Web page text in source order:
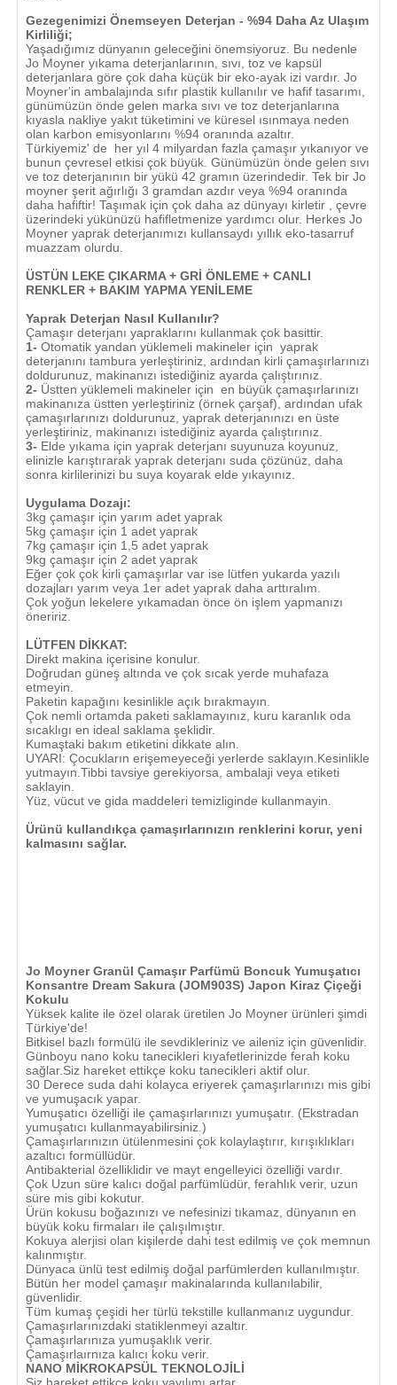
Gezegenimizi Önemseyen Deterjan - %94 Daha Az Ulaşım
Kirliliği;
Yaşadığımız dünyanın geleceğini önemsiyoruz. Bu nedenle
Jo Moyner yıkama deterjanlarının, sıvı, toz ve kapsül
deterjanlara göre çok daha küçük bir eko-ayak izi vardır. Jo
Moyner'in ambalajında sıfır plastik kullanılır ve hafif tasarımı,
günümüzün önde gelen marka sıvı ve toz deterjanlarına
kıyasla nakliye yakıt tüketimini ve küresel ısınmaya neden
olan karbon emisyonlarını %94 oranında azaltır.
Türkiyemiz' de her yıl 4 milyardan fazla çamaşır yıkanıyor ve
bunun çevresel etkisi çok büyük. Günümüzün önde gelen sıvı
ve toz deterjanının bir yükü 42 gramın üzerindedir. Tek bir Jo
moyner şerit ağırlığı 3 gramdan azdır veya %94 oranında
daha hafiftir! Taşımak için çok daha az dünyayı kirletir , çevre
üzerindeki yükünüzü hafifletmenize yardımcı olur. Herkes Jo
Moyner yaprak deterjanımızı kullansaydı yıllık eko-tasarruf
muazzam olurdu.
ÜSTÜN LEKE ÇIKARMA + GRİ ÖNLEME + CANLI
RENKLER + BAKIM YAPMA YENİLEME
Yaprak Deterjan Nasıl Kullanılır?
Çamaşır deterjanı yapraklarını kullanmak çok basittir.
1- Otomatik yandan yüklemeli makineler için yaprak
deterjanını tambura yerleştiriniz, ardından kirli çamaşırlarınızı
doldurunuz, makinanızı istediğiniz ayarda çalıştırınız.
2- Üstten yüklemeli makineler için en büyük çamaşırlarınızı
makinanıza üstten yerleştiriniz (örnek çarşaf), ardından ufak
çamaşırlarınızı doldurunuz, yaprak deterjanınızı en üste
yerleştiriniz, makinanızı istediğiniz ayarda çalıştırınız.
3- Elde yıkama için yaprak deterjanı suyunuza koyunuz,
elinizle karıştırarak yaprak deterjanı suda çözünüz, daha
sonra kirlilerinizi bu suya koyarak elde yıkayınız.
Uygulama Dozajı:
3kg çamaşır için yarım adet yaprak
5kg çamaşır için 1 adet yaprak
7kg çamaşır için 1,5 adet yaprak
9kg çamaşır için 2 adet yaprak
Eğer çok çok kirli çamaşırlar var ise lütfen yukarda yazılı
dozajları yarım veya 1er adet yaprak daha arttıralım.
Çok yoğun lekelere yıkamadan önce ön işlem yapmanızı
öneririz.
LÜTFEN DİKKAT:
Direkt makina içerisine konulur.
Doğrudan güneş altında ve çok sıcak yerde muhafaza
etmeyin.
Paketin kapağını kesinlikle açık bırakmayın.
Çok nemli ortamda paketi saklamayınız, kuru karanlık oda
sıcaklıgı en ideal saklama şeklidir.
Kumaştaki bakım etiketini dikkate alın.
UYARI: Çocukların erişemeyeceği yerlerde saklayın.Kesinlikle
yutmayın.Tibbi tavsiye gerekiyorsa, ambalaji veya etiketi
saklayin.
Yüz, vücut ve gida maddeleri temizliginde kullanmayin.
Ürünü kullandıkça çamaşırlarınızın renklerini korur, yeni
kalmasını sağlar.
Jo Moyner Granül Çamaşır Parfümü Boncuk Yumuşatıcı
Konsantre Dream Sakura (JOM903S) Japon Kiraz Çiçeği
Kokulu
Yüksek kalite ile özel olarak üretilen Jo Moyner ürünleri şimdi
Türkiye'de!
Bitkisel bazlı formülü ile sevdikleriniz ve aileniz için güvenlidir.
Günboyu nano koku tanecikleri kıyafetlerinizde ferah koku
sağlar.Siz hareket ettikçe koku tanecikleri aktif olur.
30 Derece suda dahi kolayca eriyerek çamaşırlarınızı mis gibi
ve yumuşacık yapar.
Yumuşatıcı özelliği ile çamaşırlarınızı yumuşatır. (Ekstradan
yumuşatıcı kullanmayabilirsiniz.)
Çamaşırlarınızın ütülenmesini çok kolaylaştırır, kırışıklıkları
azaltıcı formüllüdür.
Antibakterial özelliklidir ve mayt engelleyici özelliği vardır.
Çok Uzun süre kalıcı doğal parfümlüdür, ferahlık verir, uzun
süre mis gibi kokutur.
Ürün kokusu boğazınızı ve nefesinizi tıkamaz, dünyanın en
büyük koku firmaları ile çalışılmıştır.
Kokuya alerjisi olan kişilerde dahi test edilmiş ve çok memnun
kalınmıştır.
Dünyaca ünlü test edilmiş doğal parfümlerden kullanılmıştır.
Bütün her model çamaşır makinalarında kullanılabilir,
güvenlidir.
Tüm kumaş çeşidi her türlü tekstille kullanmanız uygundur.
Çamaşırlarınızdaki statiklenmeyi azaltır.
Çamaşırlarınıza yumuşaklık verir.
Çamaşırlaırnıza kalıcı koku verir.
NANO MİKROKAPSÜL TEKNOLOJİLİ
Siz hareket ettikçe koku yayılımı artar.